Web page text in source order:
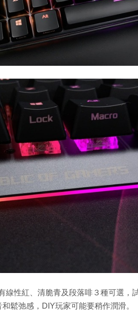
線性紅、清脆青及段落啡３種可選，
鬆弛感，DIY玩家可能要稍作潤滑。